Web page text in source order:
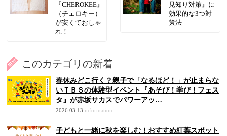
『CHEROKEE』
（チェロキー）
が安くておしゃ
れ！
見知り対策』に
効果的な3つ対
策法
このカテゴリの新着
春休みどこ行く？親子で「なるほど！」が止まらな
いＴＢＳの体験型イベント『あそび！学び！フェス
タ』が赤坂サカスでパワーアッ…
2026.03.13 information
子どもと一緒に秋を楽しむ！おすすめ紅葉スポット